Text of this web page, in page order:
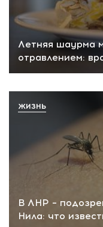
Летняя шаурма
отравлением:
В ЛНР –
Нила: что
ЖИЗНЬ